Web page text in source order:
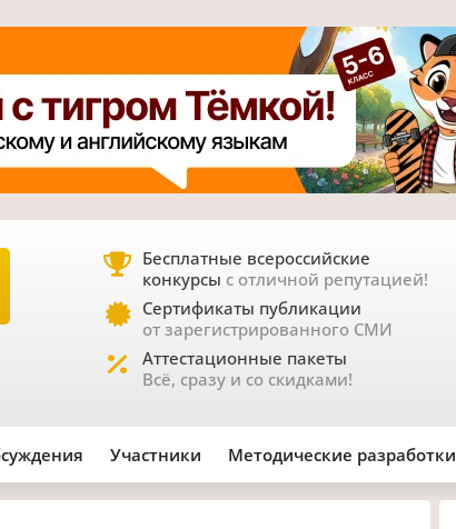
Бесплатные всероссийские
конкурсы с отличной репутацией!
Сертификаты публикации
от зарегистрированного СМИ
Аттестационные пакеты
Всё, сразу и со скидками!
Участники Методические разработки